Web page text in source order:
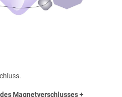
des Magnetverschlusses +